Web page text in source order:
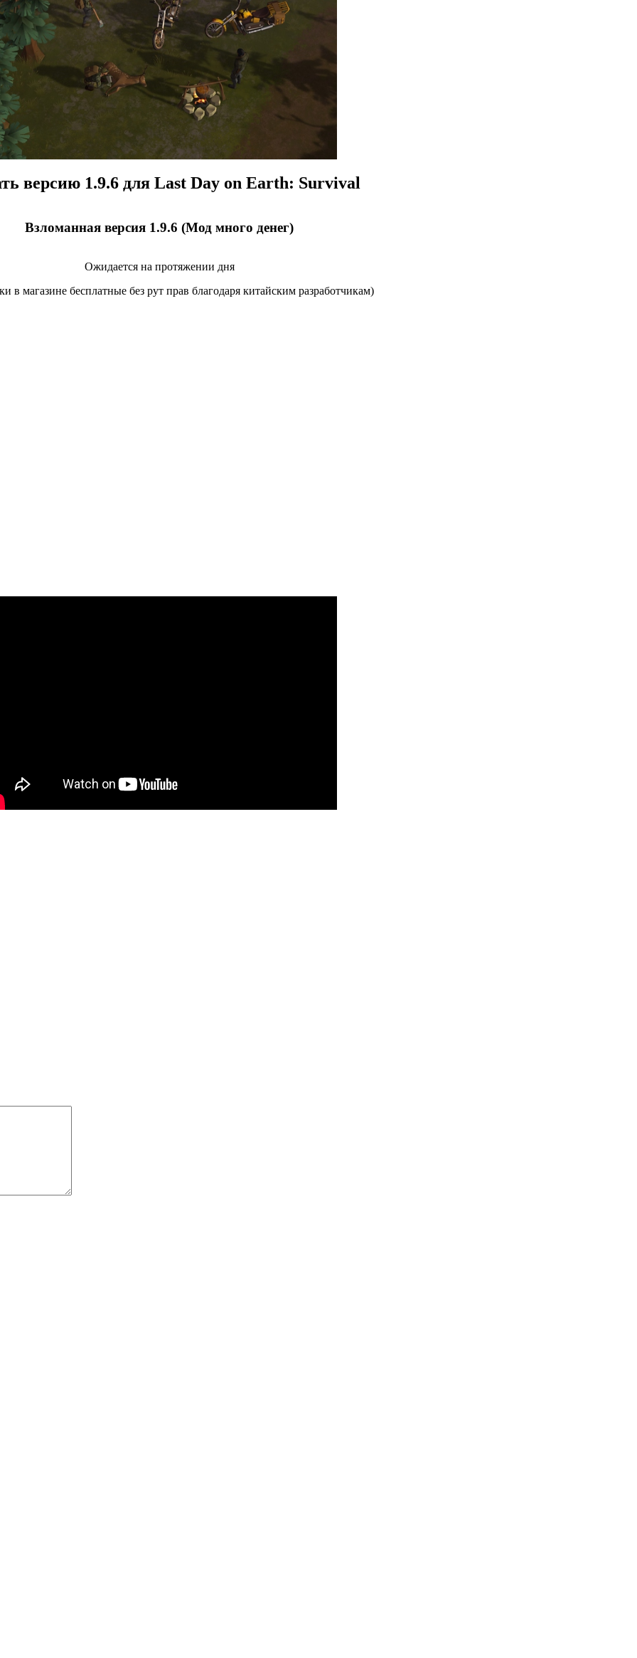
версию 1.9.6 для Last Day on Earth: Survival
Взломанная версия 1.9.6 (Мод много денег)
Ожидается на протяжении дня
в магазине бесплатные без рут прав благодаря китайским разработчикам)